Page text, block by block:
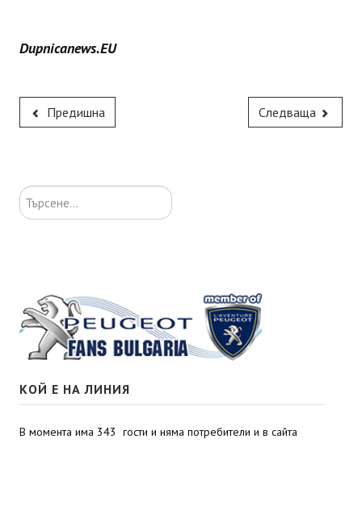
Dupnicanews.EU
Предишна Следваща
Търсене...
КОЙ Е НА ЛИНИЯ
В момента има 343 гости и няма потребители и в сайта